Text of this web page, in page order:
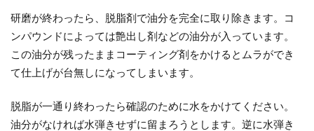
研磨が終わったら、脱脂剤で油分を完全に取り除きます。コ
ンパウンドによっては艶出し剤などの油分が入っています。
この油分が残ったままコーティング剤をかけるとムラができ
て仕上げが台無しになってしまいます。
脱脂が一通り終わったら確認のために水をかけてください。
油分がなければ水弾きせずに留まろうとします。逆に水弾き